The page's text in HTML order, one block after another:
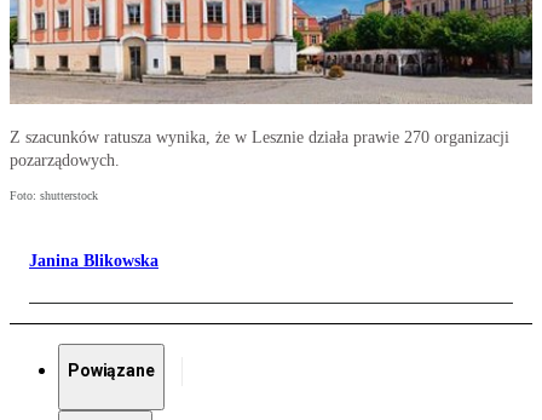
Z szacunków ratusza wynika, że w Lesznie działa prawie 270 organizacji
pozarządowych.
Foto: shutterstock
Janina Blikowska
Powiązane